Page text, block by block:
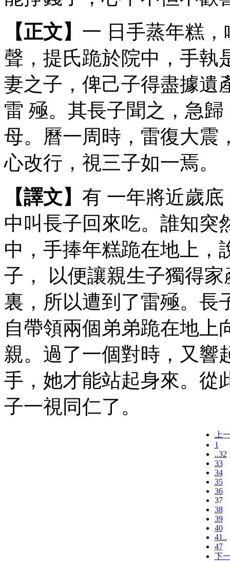
【正文】 一 日手蒸年糕
聲，提氏跪於院中，手執
妻之子，俾己子得盡據遺
雷 殛。其長子聞之，急
母。曆一周時，雷復大震
心改行，視三子如一焉。
【譯文】 有 一年將近歲
中叫長子回來吃。誰知突
中，手捧年糕跪在地上，
子， 以便讓親生子獨得
裏，所以遭到了雷殛。長
自帶領兩個弟弟跪在地上
親。過了一個對時，又響
手，她才能站起身來。從
子一視同仁了。
上
1
..32
33
34
35
36
37
38
39
40
41..
47
下